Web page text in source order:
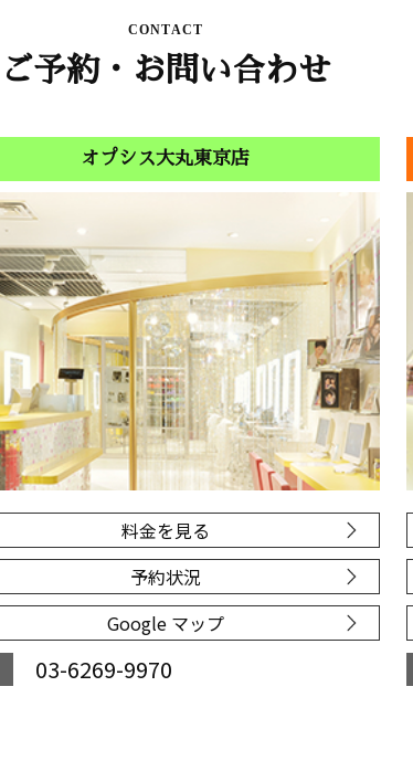
CONTACT
ご予約・お問い合わせ
オプシス大丸東京店
料金を見る
予約状況
Google マップ
03-6269-9970